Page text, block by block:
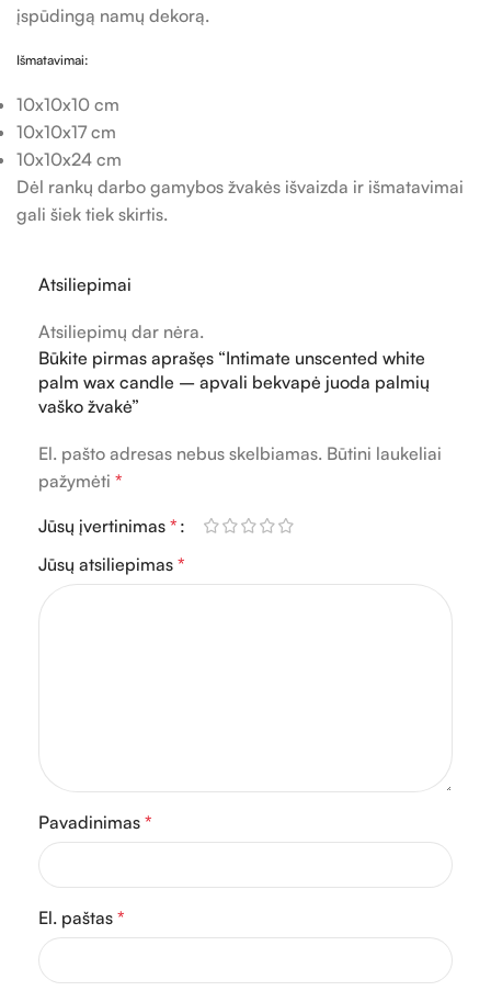
įspūdingą namų dekorą.
Išmatavimai:
10x10x10 cm
10x10x17 cm
10x10x24 cm
Dėl rankų darbo gamybos žvakės išvaizda ir išmatavimai
gali šiek tiek skirtis.
Atsiliepimai
Atsiliepimų dar nėra.
Būkite pirmas aprašęs “Intimate unscented white
palm wax candle – apvali bekvapė juoda palmių
vaško žvakė”
El. pašto adresas nebus skelbiamas. Būtini laukeliai
pažymėti *
Jūsų įvertinimas *
Jūsų atsiliepimas *
Pavadinimas *
El. paštas *